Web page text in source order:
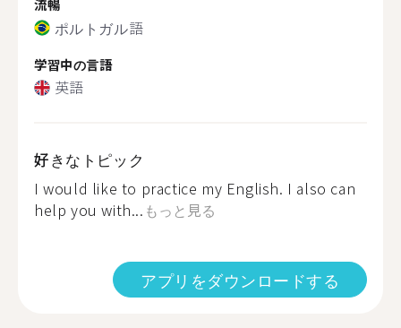
流暢
ポルトガル語
学習中の言語
英語
好きなトピック
I would like to practice my English. I also can
help you with... もっと見る
アプリをダウンロードする